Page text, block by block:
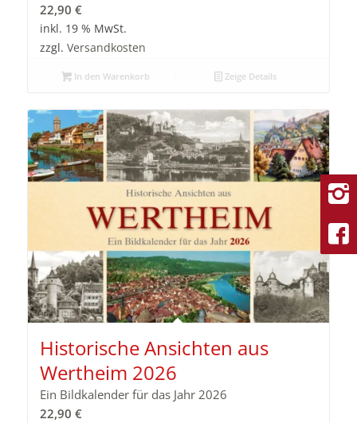
22,90 €
inkl. 19 % MwSt.
zzgl. Versandkosten
In den Warenkorb Zeige Details
Historische Ansichten aus
Wertheim 2026
Ein Bildkalender für das Jahr 2026
22,90 €